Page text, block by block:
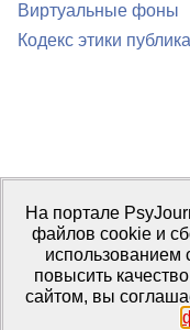
Виртуальные фоны
Кодекс этики
Портал
Правила использования
Свидетельство
2016 г.
Издатель: ФГБОУ ВО
На портале
файлов cookie и
использованием
повысить
сайтом, вы